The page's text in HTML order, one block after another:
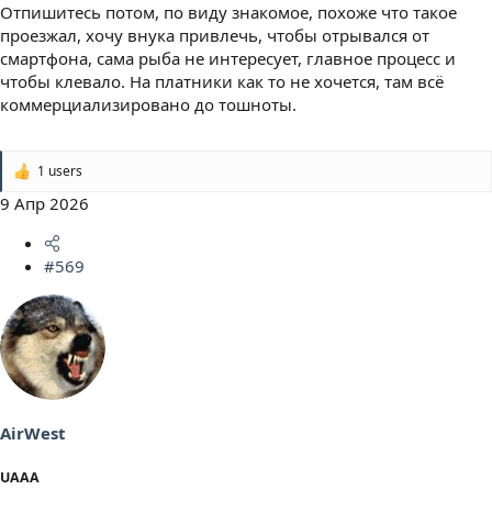
Отпишитесь потом, по виду знакомое, похоже что такое
проезжал, хочу внука привлечь, чтобы отрывался от
смартфона, сама рыба не интересует, главное процесс и
чтобы клевало. На платники как то не хочется, там всё
коммерциализировано до тошноты.
Р
е
а
1 users
9 Апр 2026
#569
AirWest
UAAA